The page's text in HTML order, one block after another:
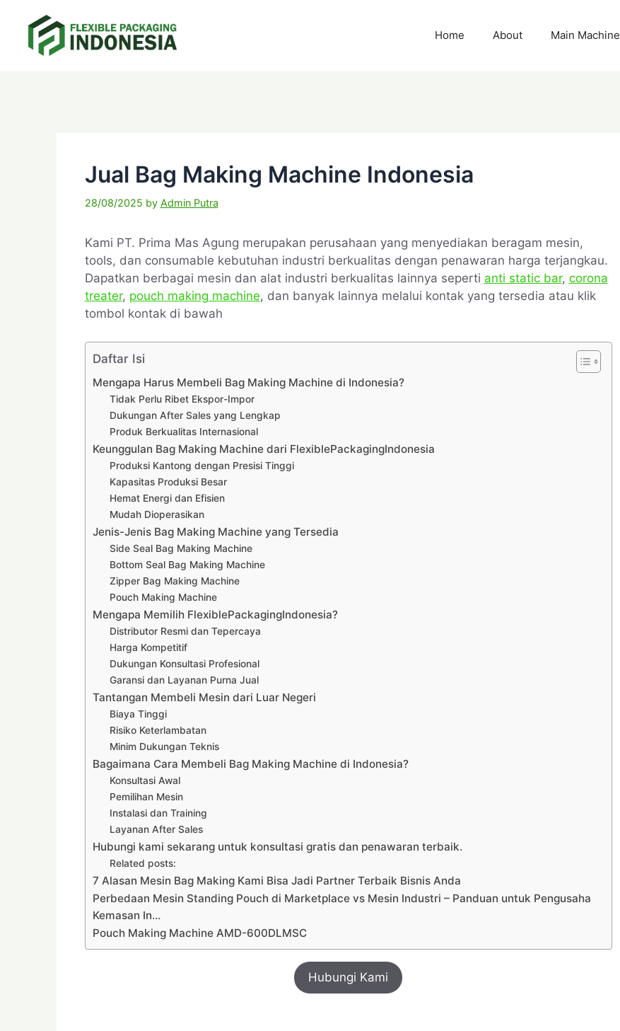
content
Home About Main Machine
Jual Bag Making Machine Indonesia
28/08/2025 by Admin Putra
Kami PT. Prima Mas Agung merupakan perusahaan yang menyediakan beragam mesin,
tools, dan consumable kebutuhan industri berkualitas dengan penawaran harga terjangkau.
Dapatkan berbagai mesin dan alat industri berkualitas lainnya seperti anti static bar, corona
treater, pouch making machine, dan banyak lainnya melalui kontak yang tersedia atau klik
tombol kontak di bawah
Daftar Isi
Mengapa Harus Membeli Bag Making Machine di Indonesia?
Tidak Perlu Ribet Ekspor-Impor
Dukungan After Sales yang Lengkap
Produk Berkualitas Internasional
Keunggulan Bag Making Machine dari FlexiblePackagingIndonesia
Produksi Kantong dengan Presisi Tinggi
Kapasitas Produksi Besar
Hemat Energi dan Efisien
Mudah Dioperasikan
Jenis-Jenis Bag Making Machine yang Tersedia
Side Seal Bag Making Machine
Bottom Seal Bag Making Machine
Zipper Bag Making Machine
Pouch Making Machine
Mengapa Memilih FlexiblePackagingIndonesia?
Distributor Resmi dan Tepercaya
Harga Kompetitif
Dukungan Konsultasi Profesional
Garansi dan Layanan Purna Jual
Tantangan Membeli Mesin dari Luar Negeri
Biaya Tinggi
Risiko Keterlambatan
Minim Dukungan Teknis
Bagaimana Cara Membeli Bag Making Machine di Indonesia?
Konsultasi Awal
Pemilihan Mesin
Instalasi dan Training
Layanan After Sales
Hubungi kami sekarang untuk konsultasi gratis dan penawaran terbaik.
Related posts:
7 Alasan Mesin Bag Making Kami Bisa Jadi Partner Terbaik Bisnis Anda
Perbedaan Mesin Standing Pouch di Marketplace vs Mesin Industri – Panduan untuk Pengusaha
Kemasan In…
Pouch Making Machine AMD-600DLMSC
Hubungi Kami
i
s